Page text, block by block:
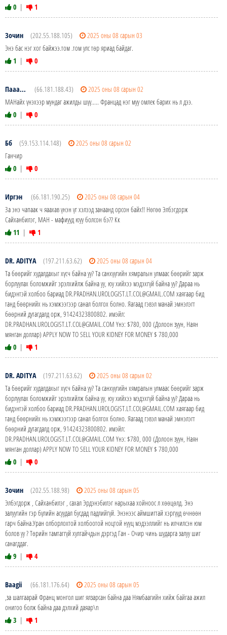
0 | 1
Зочин (202.55.188.105)
2025 оны 08 сарын 03
Энэ бас нэг хог байжээ.том .том улс төр яриад байдаг.
1 | 0
Пааа... (66.181.188.43)
2025 оны 08 сарын 02
МАНайх үнэхээр мундаг ажилды шүү..... Францад нэг муу омлек барих нь л дээ.
0 | 0
Бб (59.153.114.148)
2025 оны 08 сарын 02
Ганчир
0 | 0
Иргэн (66.181.190.25)
2025 оны 08 сарын 04
За энэ чапаак ч яаахав үнэн үг хэлээд занаанд орсон байх!! Нөгөө Элбэгдорж
Сайханбилэг, МАН - мафиууд юуу болсон бэ?? Кк
11 | 1
DR. ADITYA (197.211.63.62)
2025 оны 08 сарын 04
Та бөөрийг худалдахыг хүсч байна уу? Та санхүүгийн хямралын улмаас бөөрийг зарж
борлуулах боломжийг эрэлхийлж байна уу, юу хийхээ мэдэхгүй байна уу? Дараа нь
бидэнтэй холбоо бариад DR.PRADHAN.UROLOGIST.LT.COL@GMAIL.COM хаягаар бид
танд бөөрнийх нь хэмжээгээр санал болгох болно. Яагаад гэвэл манай эмнэлэгт
бөөрний дутагдалд орж, 91424323800802. имэйл:
DR.PRADHAN.UROLOGIST.LT.COL@GMAIL.COM Yнэ: $780, 000 (Долоон зуун, Наян
мянган доллар) APPLY NOW TO SELL YOUR KIDNEY FOR MONEY $ 780,000
0 | 1
DR. ADITYA (197.211.63.62)
2025 оны 08 сарын 02
Та бөөрийг худалдахыг хүсч байна уу? Та санхүүгийн хямралын улмаас бөөрийг зарж
борлуулах боломжийг эрэлхийлж байна уу, юу хийхээ мэдэхгүй байна уу? Дараа нь
бидэнтэй холбоо бариад DR.PRADHAN.UROLOGIST.LT.COL@GMAIL.COM хаягаар бид
танд бөөрнийх нь хэмжээгээр санал болгох болно. Яагаад гэвэл манай эмнэлэгт
бөөрний дутагдалд орж, 91424323800802. имэйл:
DR.PRADHAN.UROLOGIST.LT.COL@GMAIL.COM Yнэ: $780, 000 (Долоон зуун, Наян
мянган доллар) APPLY NOW TO SELL YOUR KIDNEY FOR MONEY $ 780,000
0 | 0
Зочин (202.55.188.98)
2025 оны 08 сарын 05
Элбэгдорж , Сайханбилэг , сахал Эрдэнэбилэг нарыхаа хойноос л хөөцөлд. Энэ
залуугийн гэр бүлийн асуудал бусдад падлийгүй. Энэнээс аймшигтай хэргүүд өчнөөн
гарч байна.Уран олборлохтой холбоотой ноцтой нууц мэдээллийг нь илчилсэн юм
болов уу ? Төрийн тамтаггүй хулгайчдын дэргэд Ган - Очир чинь шударга залуу шиг
санагддаг.
9 | 4
Baagii (66.181.176.64)
2025 оны 08 сарын 05
,за шалгаарай Франц монгол шиг ялзарсан байна даа Нямбаагийн хийж байгаа ажил
онигоо болж байна даа дэлхий даяар\n
3 | 1